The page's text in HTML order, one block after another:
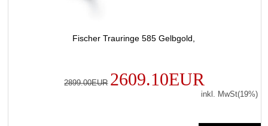
Fischer Trauringe 585 Gelbgold,
2899.00EUR 2609.10EUR
inkl. MwSt(19%)